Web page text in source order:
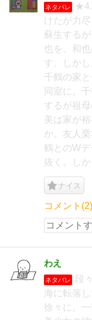
ネタバレ
★4.
けたが力
蘇生する
也を、和
す。しか
千鶴の家
同室に。
するが祖
美は家が
か。友人
鶴とのW
抜く。し
ナイス
コメント(2)
わえ
ネタバレ
段
海に転落
徐々に。